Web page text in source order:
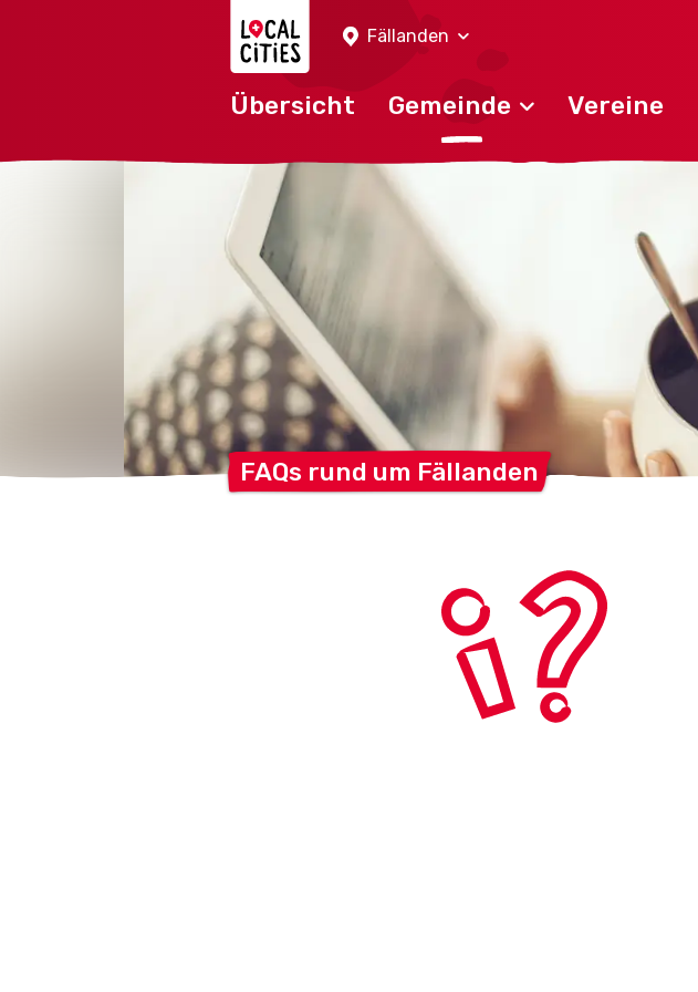
Fällanden
Übersicht Gemeinde Vereine
FAQs rund um Fällanden